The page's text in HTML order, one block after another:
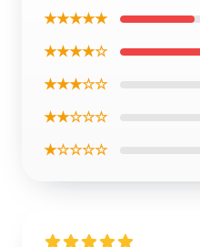
★★★★★
★★★★☆
★★★☆☆
★★☆☆☆
★☆☆☆☆